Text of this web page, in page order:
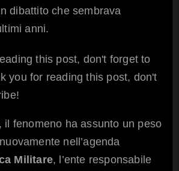
dibattito che sembrava
anni.
this post, don't forget to
you for reading this post, don't
il fenomeno ha assunto un peso
nell’agenda
Militare, l’ente responsabile